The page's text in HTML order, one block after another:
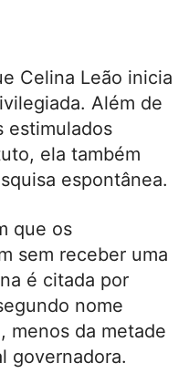
Celina Leão inicia
Além de
estimulados
ela também
espontânea.
que os
sem receber uma
é citada por
nome
menos da metade
governadora.